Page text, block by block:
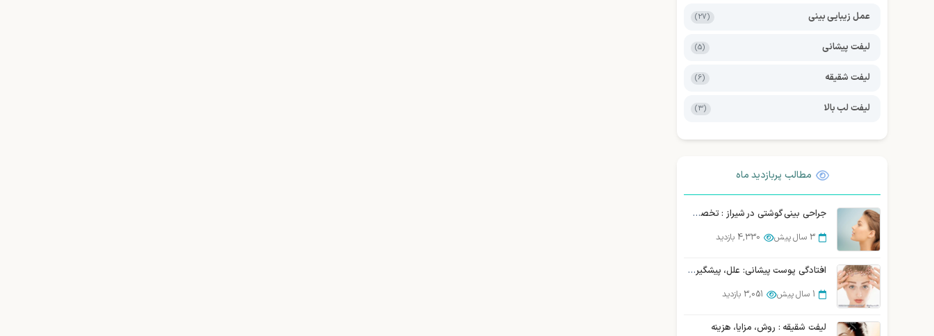
عمل زیبایی بینی (27)
لیفت پیشانی (5)
لیفت شقیقه (6)
لیفت لب بالا (3)
مطالب پربازدید ماه
جراحی بینی گوشتی در شیراز : تخصص، تجربه و نتیجه طبیعی
3 سال پیش 4,330 بازدید
افتادگی پوست پیشانی: علل، پیشگیری و درمان قطعی
1 سال پیش 3,051 بازدید
لیفت شقیقه : روش، مزایا، هزینه